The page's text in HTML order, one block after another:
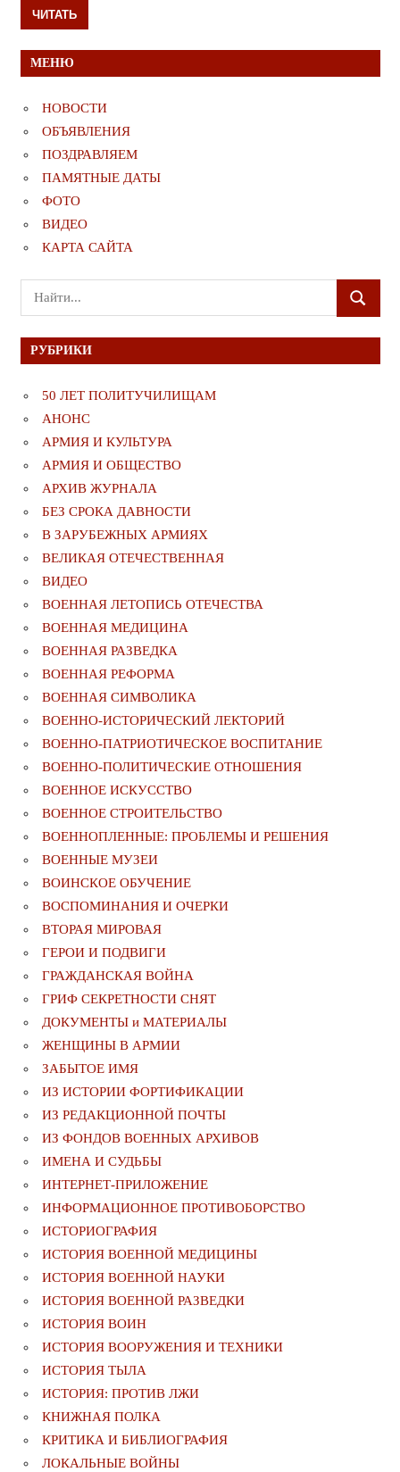
ЧИТАТЬ
МЕНЮ
НОВОСТИ
ОБЪЯВЛЕНИЯ
ПОЗДРАВЛЯЕМ
ПАМЯТНЫЕ ДАТЫ
ФОТО
ВИДЕО
КАРТА САЙТА
Поиск
для:
ПОИСК
РУБРИКИ
50 ЛЕТ ПОЛИТУЧИЛИЩАМ
АНОНС
АРМИЯ И КУЛЬТУРА
АРМИЯ И ОБЩЕСТВО
АРХИВ ЖУРНАЛА
БЕЗ СРОКА ДАВНОСТИ
В ЗАРУБЕЖНЫХ АРМИЯХ
ВЕЛИКАЯ ОТЕЧЕСТВЕННАЯ
ВИДЕО
ВОЕННАЯ ЛЕТОПИСЬ ОТЕЧЕСТВА
ВОЕННАЯ МЕДИЦИНА
ВОЕННАЯ РАЗВЕДКА
ВОЕННАЯ РЕФОРМА
ВОЕННАЯ СИМВОЛИКА
ВОЕННО-ИСТОРИЧЕСКИЙ ЛЕКТОРИЙ
ВОЕННО-ПАТРИОТИЧЕСКОЕ ВОСПИТАНИЕ
ВОЕННО-ПОЛИТИЧЕСКИE ОТНОШЕНИЯ
ВОЕННОЕ ИСКУССТВО
ВОЕННОЕ СТРОИТЕЛЬСТВО
ВОЕННОПЛЕННЫЕ: ПРОБЛЕМЫ И РЕШЕНИЯ
ВОЕННЫЕ МУЗЕИ
ВОИНСКОЕ ОБУЧЕНИЕ
ВОСПОМИНАНИЯ И ОЧЕРКИ
ВТОРАЯ МИРОВАЯ
ГЕРОИ И ПОДВИГИ
ГРАЖДАНСКАЯ ВОЙНА
ГРИФ СЕКРЕТНОСТИ СНЯТ
ДОКУМЕНТЫ и МАТЕРИАЛЫ
ЖЕНЩИНЫ В АРМИИ
ЗАБЫТОЕ ИМЯ
ИЗ ИСТОРИИ ФОРТИФИКАЦИИ
ИЗ РЕДАКЦИОННОЙ ПОЧТЫ
ИЗ ФОНДОВ ВОЕННЫХ АРХИВОВ
ИМЕНА И СУДЬБЫ
ИНТЕРНЕТ-ПРИЛОЖЕНИЕ
ИНФОРМАЦИОННОЕ ПРОТИВОБОРСТВО
ИСТОРИОГРАФИЯ
ИСТОРИЯ ВОЕННОЙ МЕДИЦИНЫ
ИСТОРИЯ ВОЕННОЙ НАУКИ
ИСТОРИЯ ВОЕННОЙ РАЗВЕДКИ
ИСТОРИЯ ВОИН
ИСТОРИЯ ВООРУЖЕНИЯ И ТЕХНИКИ
ИСТОРИЯ ТЫЛА
ИСТОРИЯ: ПРОТИВ ЛЖИ
КНИЖНАЯ ПОЛКА
КРИТИКА И БИБЛИОГРАФИЯ
ЛОКАЛЬНЫЕ ВОЙНЫ